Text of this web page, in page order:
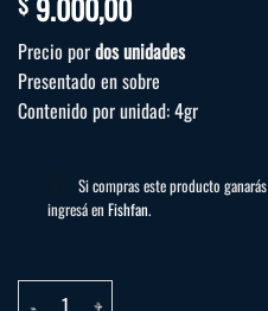
Precio pordos unidades
Presentado en sobre
Contenido por unidad: 4gr
Si compras este producto ganarás
ingresá en Fishfan.
Tinta de Calamar cantidad